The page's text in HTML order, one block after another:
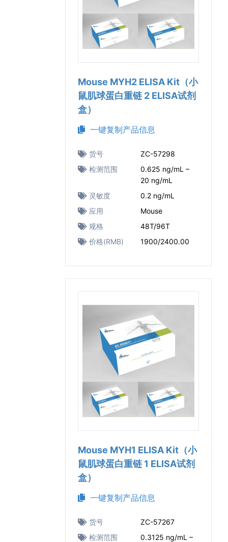
Mouse MYH2 ELISA Kit（小
鼠肌球蛋白重链 2 ELISA试剂
盒）
一键复制产品信息
货号
ZC-57298
检测范围
0.625 ng/mL –
20 ng/mL
灵敏度
0.2 ng/mL
应用
Mouse
规格
48T/96T
价格(RMB)
1900/2400.00
Mouse MYH1 ELISA Kit（小
鼠肌球蛋白重链 1 ELISA试剂
盒）
一键复制产品信息
货号
ZC-57267
检测范围
0.3125 ng/mL –